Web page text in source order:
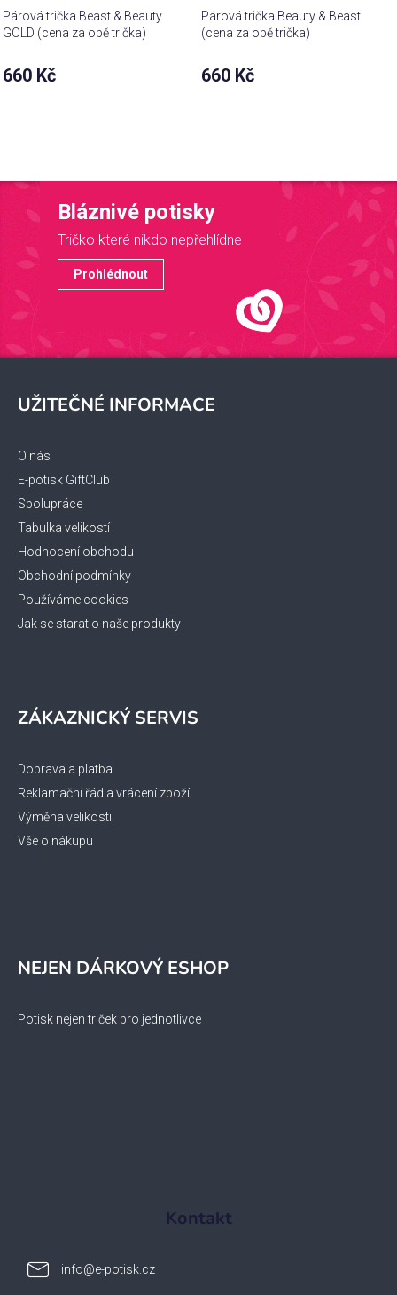
Párová trička Beast & Beauty
GOLD (cena za obě trička)
660 Kč
Párová trička Beauty & Beast
(cena za obě trička)
660 Kč
Bláznivé potisky
Tričko které nikdo nepřehlídne
Prohlédnout
UŽITEČNÉ INFORMACE
O nás
E-potisk GiftClub
Spolupráce
Tabulka velikostí
Hodnocení obchodu
Obchodní podmínky
Používáme cookies
Jak se starat o naše produkty
ZÁKAZNICKÝ SERVIS
Doprava a platba
Reklamační řád a vrácení zboží
Výměna velikosti
Vše o nákupu
NEJEN DÁRKOVÝ ESHOP
Potisk nejen triček pro jednotlivce
Kontakt
info@e-potisk.cz